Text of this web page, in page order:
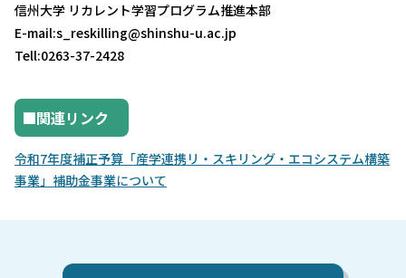
信州大学 リカレント学習プログラム推進本部
E-mail:s_reskilling@shinshu-u.ac.jp
Tell:0263-37-2428
■関連リンク
令和7年度補正予算「産学連携リ・スキリング・ エコシステム構築
事業」補助金事業について